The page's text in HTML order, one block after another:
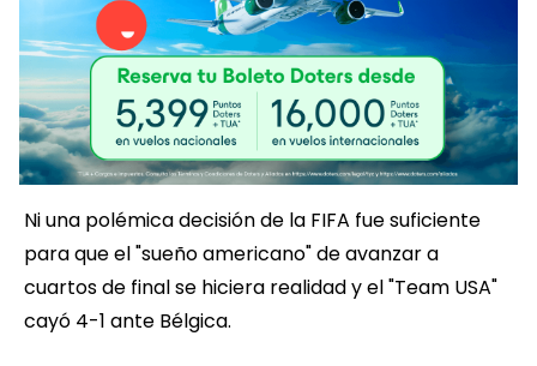
Ni una polémica decisión de la FIFA fue suficiente
para que el "sueño americano" de avanzar a
cuartos de final se hiciera realidad y el "Team USA"
cayó 4-1 ante Bélgica.